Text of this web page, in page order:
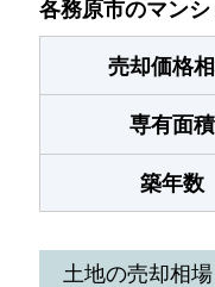
各務原市のマン
売却価格
専有面積
築年数
土地の売却相場